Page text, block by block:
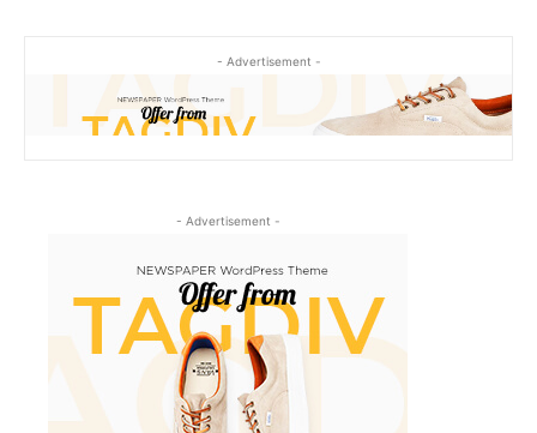
- Advertisement -
- Advertisement -